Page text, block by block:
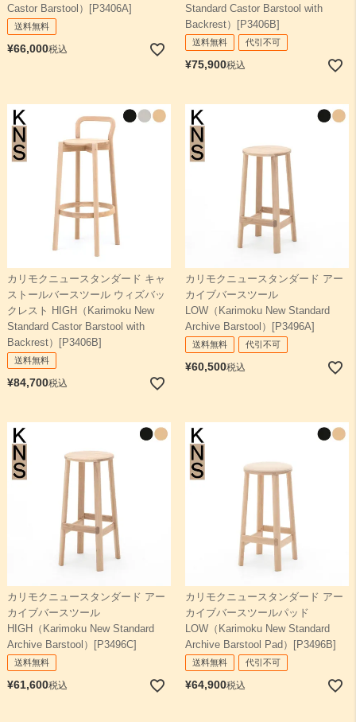
Castor Barstool）[P3406A]
送料無料
¥66,000税込
Standard Castor Barstool with
Backrest）[P3406B]
送料無料 代引不可
¥75,900税込
カリモクニュースタンダード キャ
ストールバースツール ウィズバッ
クレスト HIGH（Karimoku New
Standard Castor Barstool with
Backrest）[P3406B]
送料無料
¥84,700税込
カリモクニュースタンダード アー
カイブバースツール
LOW（Karimoku New Standard
Archive Barstool）[P3496A]
送料無料 代引不可
¥60,500税込
カリモクニュースタンダード アー
カイブバースツール
HIGH（Karimoku New Standard
Archive Barstool）[P3496C]
送料無料
¥61,600税込
カリモクニュースタンダード アー
カイブバースツールパッド
LOW（Karimoku New Standard
Archive Barstool Pad）[P3496B]
送料無料 代引不可
¥64,900税込